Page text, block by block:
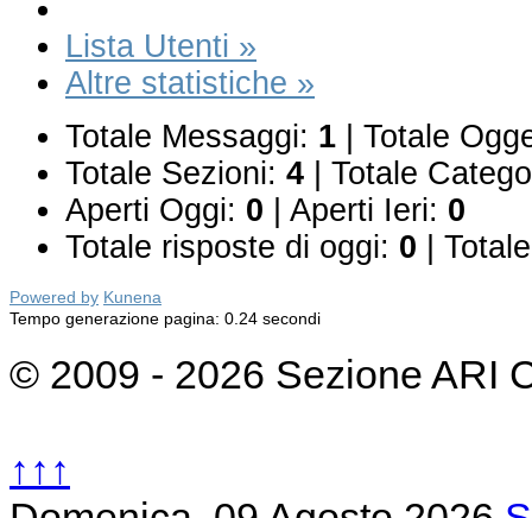
Lista Utenti »
Altre statistiche »
Totale Messaggi: 1
Totale
Totale Sezioni: 4
Totale
Aperti Oggi: 0 Aperti Ieri: 0
Totale risposte di oggi: 0
Powered by Kunena
Tempo generazione pagina: 0.24 secondi
© 2009 - 2026 Sezione ARI
↑↑↑